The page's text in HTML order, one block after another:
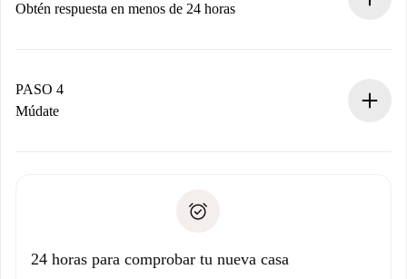
Obtén respuesta en menos de 24 horas
contacto con el propietario.
Si es rechazada: No te haremos ningún cargo y te
Prueba de solvencia
PASO 4
Múdate
no nos comunicas ningún problema.
24 horas para comprobar tu nueva casa